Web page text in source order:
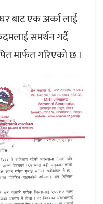
बाट एक अर्का लाई
समर्थन गर्दै
मार्फत गरिएको छ ।